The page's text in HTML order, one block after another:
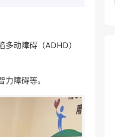
动障碍（ADHD）
障碍等。